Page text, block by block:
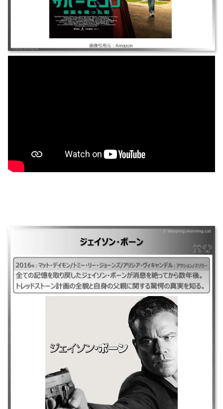
｜#ジェイソンボーン### ｜2016年｜マット・デイモン/トミー・リー・ジ
ョーンズ/アリシア・ヴィキャンデル｜アクション/スリラー ｜全ての記憶
を取り戻したジェイソン・ボーンが消息を絶ってから数年後。トレッドス
トーン計画の全貌と自身の父親に関する驚愕の真実を知る。